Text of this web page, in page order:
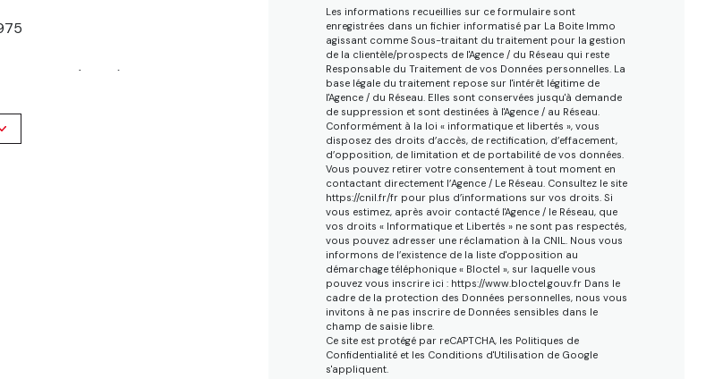
: au sol (mixte)
Ouest
Proche De Tout,
Les informations recueillies sur ce formulaire sont
enregistrées dans un fichier informatisé par La Boite Immo
agissant comme Sous-traitant du traitement pour la gestion
de la clientèle/prospects de l'Agence / du Réseau qui reste
Responsable du Traitement de vos Données personnelles. La
base légale du traitement repose sur l'intérêt légitime de
l'Agence / du Réseau. Elles sont conservées jusqu'à demande
de suppression et sont destinées à l'Agence / au Réseau.
Conformément à la loi « informatique et libertés », vous
disposez des droits d’accès, de rectification, d’effacement,
d’opposition, de limitation et de portabilité de vos données.
Vous pouvez retirer votre consentement à tout moment en
contactant directement l’Agence / Le Réseau. Consultez le site
https://cnil.fr/fr pour plus d’informations sur vos droits. Si
vous estimez, après avoir contacté l'Agence / le Réseau, que
vos droits « Informatique et Libertés » ne sont pas respectés,
vous pouvez adresser une réclamation à la CNIL. Nous vous
informons de l’existence de la liste d'opposition au
démarchage téléphonique « Bloctel », sur laquelle vous
pouvez vous inscrire ici : https://www.bloctel.gouv.fr Dans le
cadre de la protection des Données personnelles, nous vous
invitons à ne pas inscrire de Données sensibles dans le
champ de saisie libre.
Ce site est protégé par reCAPTCHA, les Politiques de
Confidentialitéet les Conditions d'Utilisation de Google
s'appliquent.